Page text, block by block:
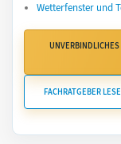
Wetterfenster und
UNVERBINDLICHES
FACHRATGEBER